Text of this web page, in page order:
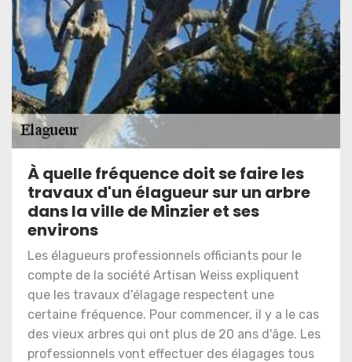
À quelle fréquence doit se faire les
travaux d'un élagueur sur un arbre
dans la ville de Minzier et ses
environs
Les élagueurs professionnels officiants pour le
compte de la société Artisan Weiss expliquent
que les travaux d'élagage respectent une
certaine fréquence. Pour commencer, il y a le cas
des vieux arbres qui ont plus de 20 ans d'âge. Les
professionnels vont effectuer des élagages tous